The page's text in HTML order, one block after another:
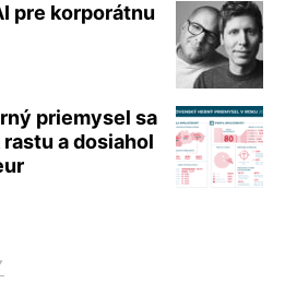
pre korporátnu
priemysel sa
a dosiahol